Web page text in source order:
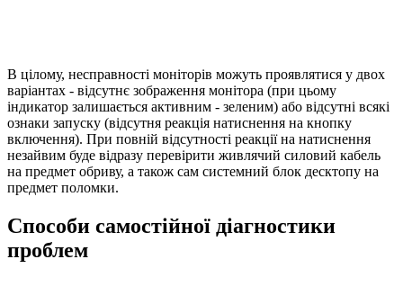
В цілому, несправності моніторів можуть проявлятися у двох
варіантах - відсутнє зображення монітора (при цьому
індикатор залишається активним - зеленим) або відсутні всякі
ознаки запуску (відсутня реакція натиснення на кнопку
включення). При повній відсутності реакції на натиснення
незайвим буде відразу перевірити живлячий силовий кабель
на предмет обриву, а також сам системний блок десктопу на
предмет поломки.
Способи самостійної діагностики
проблем